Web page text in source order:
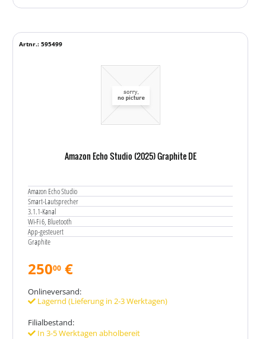
Amazon Echo Studio (2025) Graphite DE
Amazon Echo Studio
Smart-Lautsprecher
3.1.1-Kanal
Wi-Fi 6, Bluetooth
App-gesteuert
Graphite
Artnr.: 595499
25000 €
Onlineversand:
Lagernd (Lieferung in 2-3 Werktagen)
Filialbestand:
In 3-5 Werktagen abholbereit